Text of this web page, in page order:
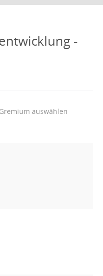
-
Gremium auswählen